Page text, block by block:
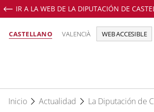
IR A LA WEB DE LA DIPUTACIÓN DE
CASTELLANO VALENCIÀ WEB ACCESIBLE
Inicio
Actualidad La Diputación de